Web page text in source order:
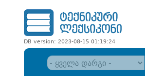
DB version: 2023-08-15 01:19:24